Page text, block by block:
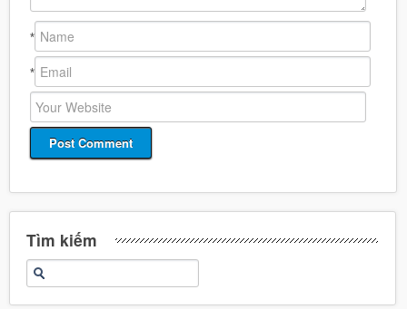
*
*
Tìm kiếm